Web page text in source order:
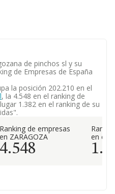
de pinchos sl y su
de Empresas de España
la posición 202.210 en el
, la 4.548 en el ranking de
1.382 en el ranking de su
Ranking de empresas
en ZARAGOZA
4.548
en el